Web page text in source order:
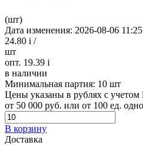
(шт)
Дата изменения: 2026-08-06 11:25
24.80 i /
шт
опт. 19.39 i
в наличии
Минимальная партия: 10 шт
Цены указаны в рублях с
от 50 000 руб. или от 100 ед.
В корзину
Доставка